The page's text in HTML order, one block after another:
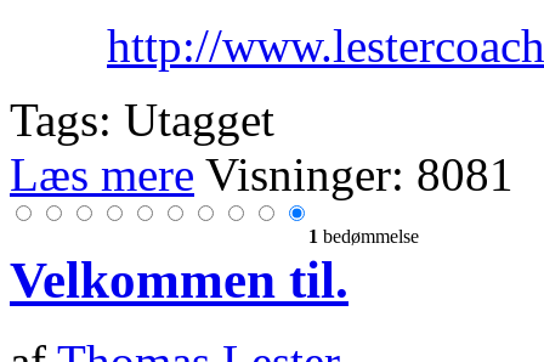
http://
Tags: Utagget
Læs mere Visninger: 8081
1 bedømmelse
Velkommen til.